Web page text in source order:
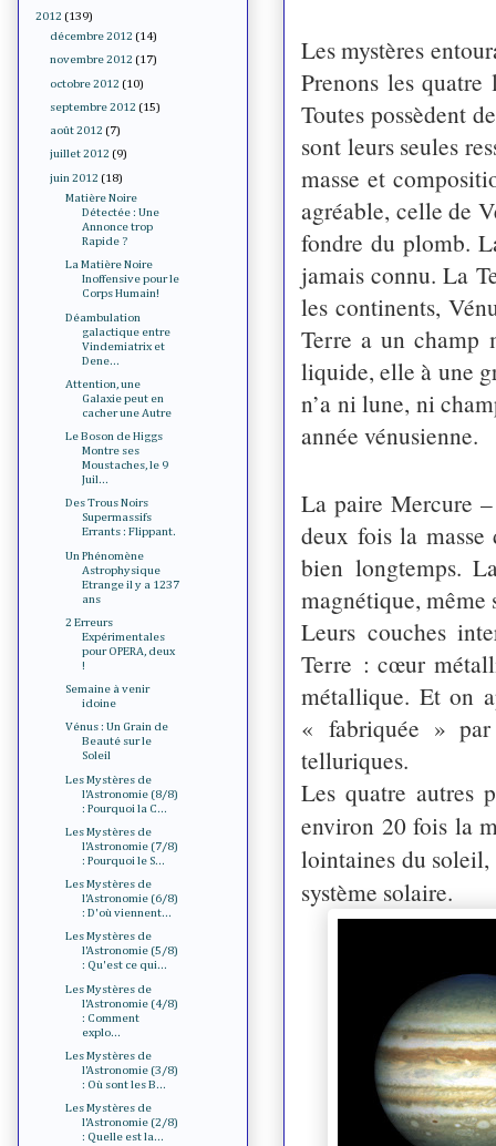
Les mystères
Prenons les
Toutes possèdent
sont leurs seules
masse et
agréable, celle de
fondre du plomb.
jamais connu. La
les continents,
Terre a un champ
liquide, elle à une
n’a ni lune, ni
année vénusienne.
La paire Mercure
deux fois la masse
bien longtemps.
magnétique,
Leurs couches
Terre : cœur
métallique. Et on
« fabriquée » par
telluriques.
Les quatre autres
environ 20 fois la
lointaines du soleil,
système solaire.
2012 (139)
décembre 2012 (14)
novembre 2012 (17)
octobre 2012 (10)
septembre 2012 (15)
août 2012 (7)
juillet 2012 (9)
juin 2012 (18)
Matière Noire
Détectée : Une
Annonce trop
Rapide ?
La Matière Noire
Inoffensive pour le
Corps Humain!
Déambulation
galactique entre
Vindemiatrix et
Dene...
Attention, une
Galaxie peut en
cacher une Autre
Le Boson de Higgs
Montre ses
Moustaches, le 9
Juil...
Des Trous Noirs
Supermassifs
Errants : Flippant.
Un Phénomène
Astrophysique
Etrange il y a 1237
ans
2 Erreurs
Expérimentales
pour OPERA, deux
!
Semaine à venir
idoine
Vénus : Un Grain de
Beauté sur le
Soleil
Les Mystères de
l'Astronomie (8/8)
: Pourquoi la C...
Les Mystères de
l'Astronomie (7/8)
: Pourquoi le S...
Les Mystères de
l'Astronomie (6/8)
: D'où viennent...
Les Mystères de
l'Astronomie (5/8)
: Qu'est ce qui...
Les Mystères de
l'Astronomie (4/8)
: Comment
explo...
Les Mystères de
l'Astronomie (3/8)
: Où sont les B...
Les Mystères de
l'Astronomie (2/8)
: Quelle est la...